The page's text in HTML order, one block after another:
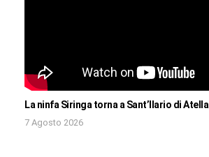
La ninfa Siringa torna a Sant’Ilario di Atella
7 Agosto 2026